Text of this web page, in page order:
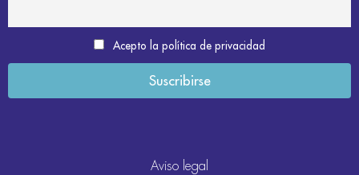
Acepto la política de privacidad
Aviso legal